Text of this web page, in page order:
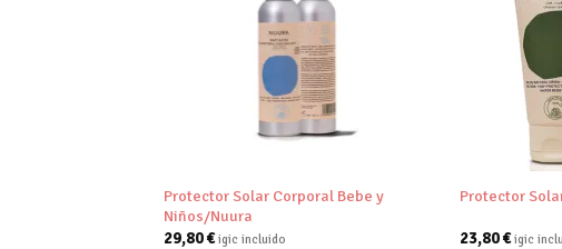
Protector Solar Corporal Bebe y
Niños/Nuura
29,80€ igic incluido
Protector
23,80€ igic